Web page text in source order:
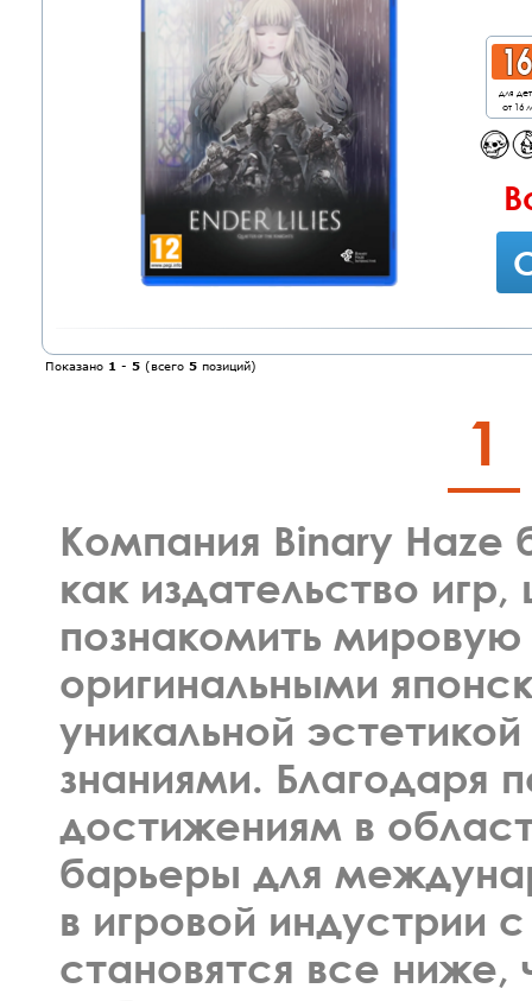
для
от 16
Показано 1 - 5 (всего 5 позиций)
1
Компания Binary Haze
как издательство
познакомить
оригинальными
уникальной
знаниями. Благодаря
достижениям в
барьеры для
в игровой индустрии
становятся все ниже,